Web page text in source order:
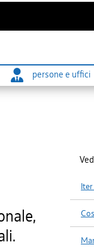
persone e uffici